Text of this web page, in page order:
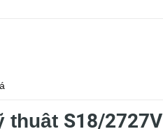
thuật S18/2727V